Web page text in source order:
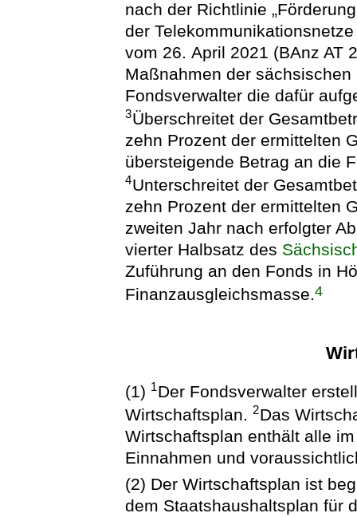
nach der Richtlinie
der
vom 26. April 2021 (BAnz AT
Maßnahmen der
Fondsverwalter die dafür
3Überschreitet der
zehn Prozent der ermittelten
übersteigende Betrag an die
4Unterschreitet der
zehn Prozent der ermittelten
zweiten Jahr nach erfolgter
vierter Halbsatz des
Zuführung an den Fonds in
Finanzausgleichsmasse.4
(1) 1Der Fondsverwalter
Wirtschaftsplan.2Das
Wirtschaftsplan enthält alle
Einnahmen und
(2) Der Wirtschaftsplan ist
dem Staatshaushaltsplan für